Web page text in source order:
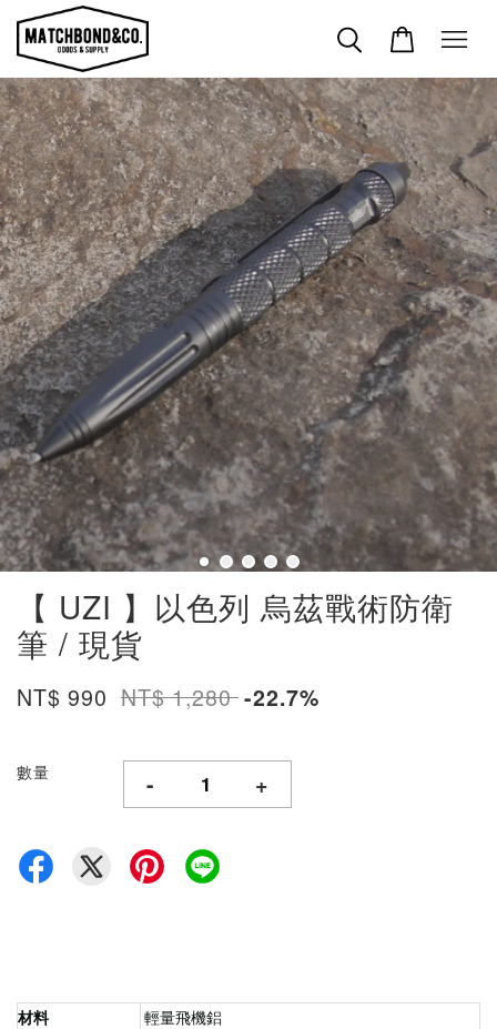
【 UZI 】以色列 烏茲戰術防衛
筆 / 現貨
NT$ 990 NT$ 1,280-22.7%
數量 - +
材料
輕量飛機鋁